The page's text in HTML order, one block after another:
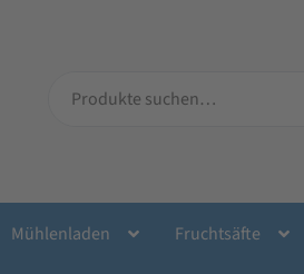
nach:
Mühlenladen Fruchtsäfte